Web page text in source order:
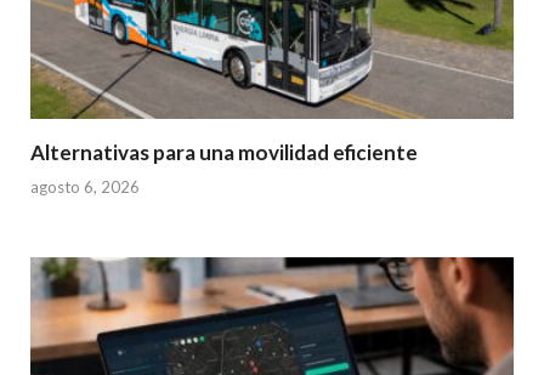
Alternativas para una movilidad eficiente
agosto 6, 2026